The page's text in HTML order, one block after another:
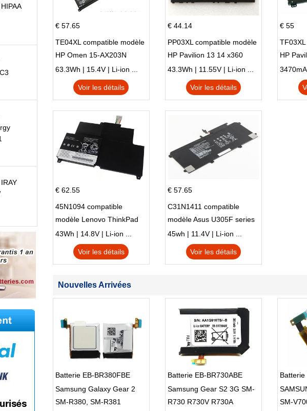
€ 57.65
TE04XL compatible modèle
HP Omen 15-AX203N
Omen 15 Series Pavilion 15
Series
63.3Wh | 15.4V | Li-ion ...
Voir les détails
€ 44.14
PP03XL compatible modèle
HP Pavilion 13 14 x360
L83388-AC1 L83388-421
HSTNN-LB8S M01118-421
M01144-005 13-BB 14-DV
43.3Wh | 11.55V | Li-ion ...
Voir les détails
€ 55
HP
€ 62.55
45N1094 compatible
modèle Lenovo ThinkPad
Edge S230u Twist
43Wh | 14.8V | Li-ion ...
Voir les détails
€ 57.65
C31N1411 compatible
modèle Asus U305F series
45wh | 11.4V | Li-ion ...
Voir les détails
Nouvelles Arrivées
Batterie EB-BR380FBE
Samsung Galaxy Gear 2
SM-R380, SM-R381
Batterie EB-BR730ABE
Samsung Gear S2 3G SM-
R730 R730V R730A
Batterie
SM-